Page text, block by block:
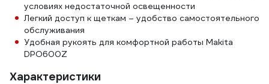
условиях недостаточной освещенности
Легкий доступ к щеткам – удобство самостоятельного
обслуживания
Удобная рукоять для комфортной работы Makita
DPO600Z
Характеристики